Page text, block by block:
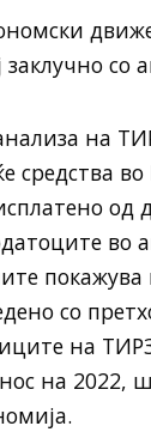
заклучно со
на
средства
од
во
покажува
со
на
на 2022,